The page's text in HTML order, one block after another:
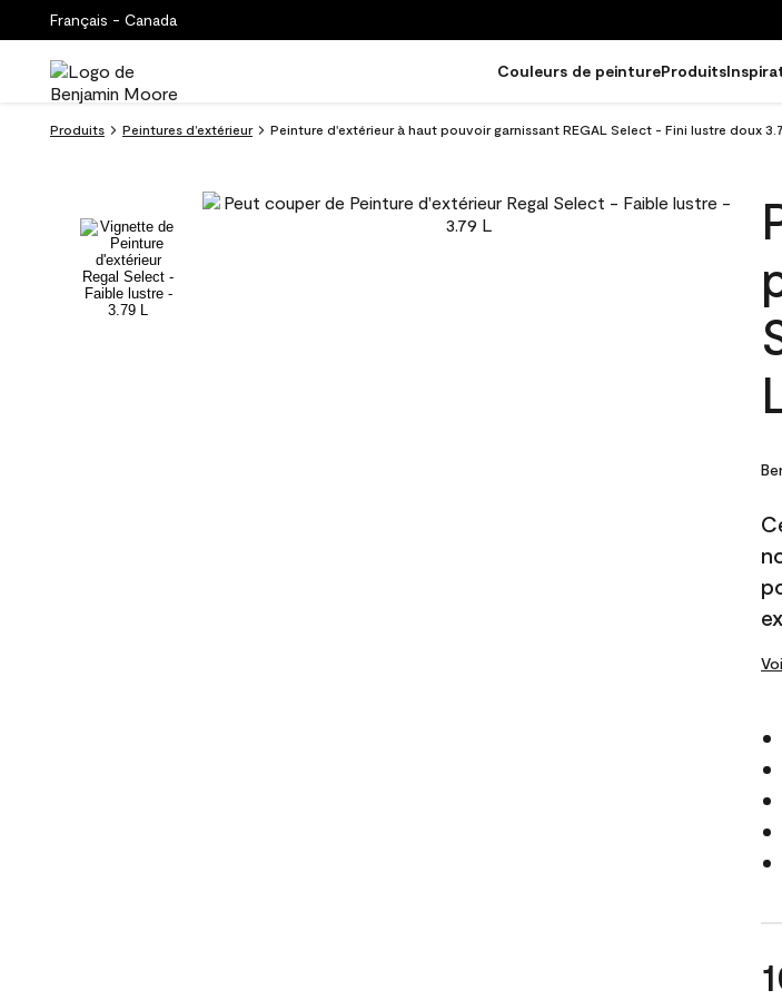
Français - Canada
Couleurs de peintureProduits
Produits Peintures d’extérieur Peinture d'extérieur à haut pouvoir garnissant REGAL Select - Fini lustre doux